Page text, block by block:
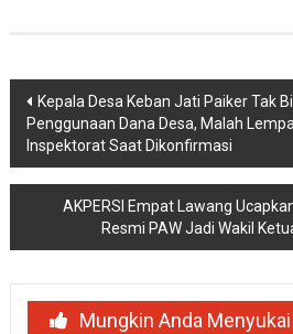
Navigasi
pos
Kepala Desa Keban Jati Paiker Tak
Penggunaan Dana Desa, Malah
Inspektorat Saat Dikonfirmasi
AKPERSI Empat Lawang
Resmi PAW Jadi Wakil
Mungkin Anda Menyukai